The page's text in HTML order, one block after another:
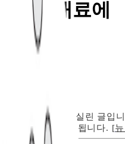
은 임대료에
된 뉴스레터에 실린 글입
크를 클릭하시면 됩니다. [